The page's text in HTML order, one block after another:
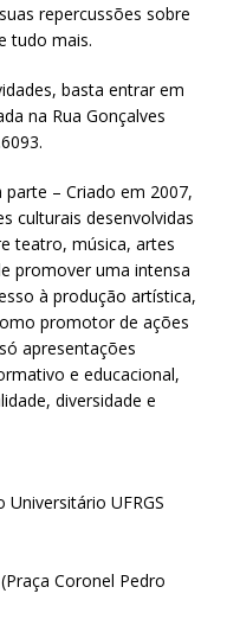
repercussões sobre
tudo mais.
basta entrar em
na Rua Gonçalves
– Criado em 2007,
culturais desenvolvidas
teatro, música, artes
promover uma intensa
à produção artística,
promotor de ações
apresentações
e educacional,
diversidade e
Universitário UFRGS
Coronel Pedro